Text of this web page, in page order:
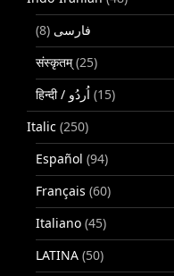
فارسی (8)
संस्कृतम्(25)
(15)
Italic (250)
Español (94)
Français (60)
Italiano (45)
LATINA (50)